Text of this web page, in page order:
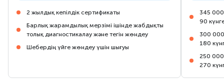
2 жылдық кепілдік сертификаты
Барлық жарамдылық мерзімі ішінде жабдықты
толық диагностикалау және тегін жөндеу
Шебердің үйге жөндеу үшін шығуы
345 000
90
300 000
180
250 000
270